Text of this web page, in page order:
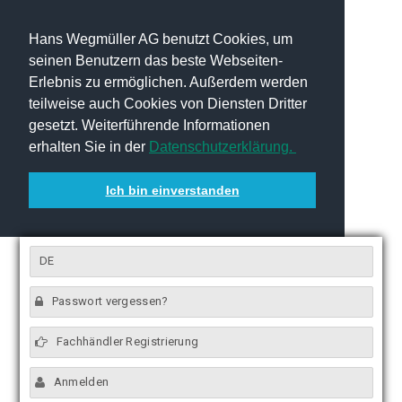
Hans Wegmüller AG benutzt Cookies, um
seinen Benutzern das beste Webseiten-
Erlebnis zu ermöglichen. Außerdem werden
teilweise auch Cookies von Diensten Dritter
gesetzt. Weiterführende Informationen
erhalten Sie in der Datenschutzerklärung.
Ich bin einverstanden
DE
Passwort vergessen?
Fachhändler Registrierung
Anmelden